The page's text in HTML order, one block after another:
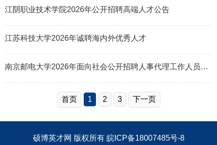
江阴职业技术学院2026年公开招聘高端人才公告
江苏科技大学2026年诚聘海内外优秀人才
南京邮电大学2026年面向社会公开招聘人事代理工作人员公告（第五批）
首页 1 2 3 下一页
硕博英才网 版权所有 皖ICP备18007485号-8